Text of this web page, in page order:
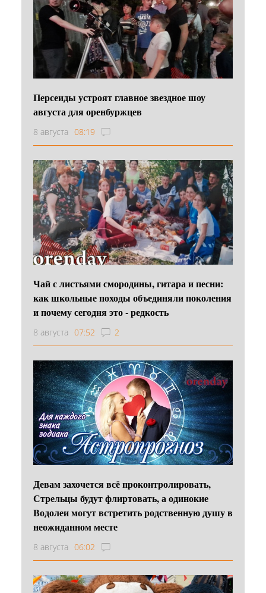
Персеиды устроят главное звездное шоу
августа для оренбуржцев
8 августа 08:19
Чай с листьями смородины, гитара и песни:
как школьные походы объединяли поколения
и почему сегодня это - редкость
8 августа 07:52 2
Девам захочется всё проконтролировать,
Стрельцы будут флиртовать, а одинокие
Водолеи могут встретить родственную душу в
неожиданном месте
8 августа 06:02